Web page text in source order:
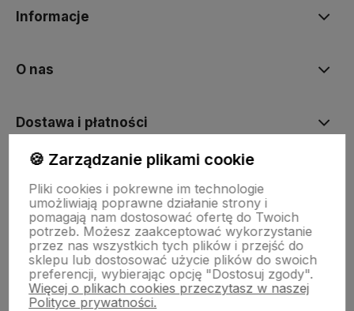
Informacje
O nas
Dostawa i płatności
Obsługa hurtowa
🍪 Zarządzanie plikami cookie
Pliki cookies i pokrewne im technologie
umożliwiają poprawne działanie strony i
pomagają nam dostosować ofertę do Twoich
potrzeb. Możesz zaakceptować wykorzystanie
przez nas wszystkich tych plików i przejść do
sklepu lub dostosować użycie plików do swoich
preferencji, wybierając opcję "Dostosuj zgody".
Więcej o plikach cookies przeczytasz w naszej
Polityce prywatności.